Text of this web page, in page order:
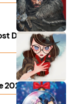
Demon –
2022